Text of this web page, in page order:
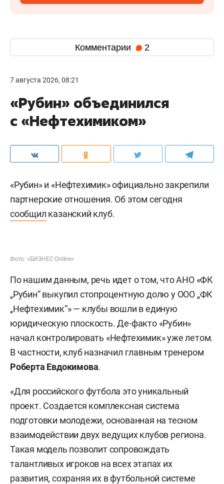
Комментарии 2
7 августа 2026, 08:21
«Рубин» объединился
с «Нефтехимиком»
«Рубин» и «Нефтехимик» официально закрепили
партнерские отношения. Об этом сегодня
сообщил казанский клуб.
Фото: «БИЗНЕС Online»
По нашим данным, речь идет о том, что АНО «ФК
„Рубин“ выкупил стопроцентную долю у ООО „ФК
„Нефтехимик“» — клубы вошли в единую
юридическую плоскость. Де-факто «Рубин»
начал контролировать «Нефтехимик» уже летом.
В частности, клуб назначил главным тренером
Роберта Евдокимова.
«Для российского футбола это уникальный
проект. Создается комплексная система
подготовки молодежи, основанная на тесном
взаимодействии двух ведущих клубов региона.
Такая модель позволит сопровождать
талантливых игроков на всех этапах их
развития, сохраняя их в футбольной системе